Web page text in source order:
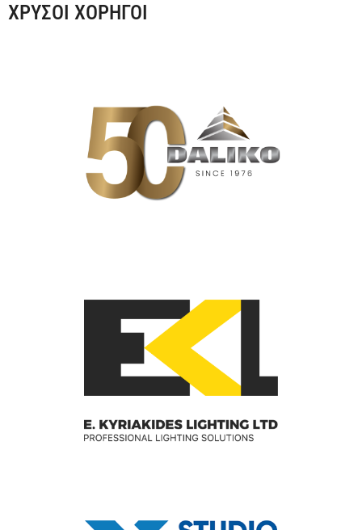
ΧΡΥΣΟΙ ΧΟΡΗΓΟΙ